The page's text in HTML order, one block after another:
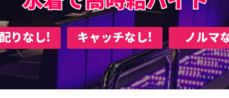
りなし! キャッチなし! ノルマ